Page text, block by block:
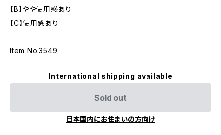
【B】やや使用感あり
【C】使用感あり
Item No.3549
International shipping available
Sold out
日本国内にお住まいの方向け